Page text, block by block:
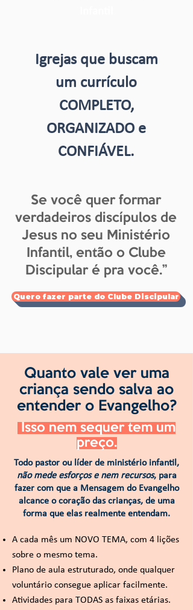
Igrejas que buscam
um currículo
COMPLETO,
ORGANIZADO e
CONFIÁVEL.
Se você quer formar
verdadeiros discípulos de
Jesus no seu Ministério
Infantil, então o Clube
Discipular é pra você.”
Quero fazer parte do Clube Discipular
Quanto vale ver uma
criança sendo salva ao
entender o Evangelho?
Isso nem sequer tem um
preço.
Todo pastor ou líder de ministério infantil,
não mede esforços e nem recursos, para
fazer com que a Mensagem do Evangelho
alcance o coração das crianças, de uma
forma que elas realmente entendam.
A cada mês um NOVO TEMA, com 4 lições
sobre o mesmo tema.
Plano de aula estruturado, onde qualquer
voluntário consegue aplicar facilmente.
Atividades para TODAS as faixas etárias.